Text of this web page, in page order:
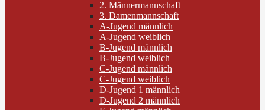
2. Männermannschaft
3. Damenmannschaft
A-Jugend männlich
A-Jugend weiblich
B-Jugend männlich
B-Jugend weiblich
C-Jugend männlich
C-Jugend weiblich
D-Jugend 1 männlich
D-Jugend 2 männlich